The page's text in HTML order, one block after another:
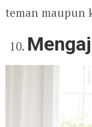
teman maupun